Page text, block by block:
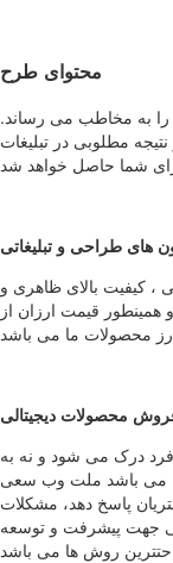
محتوای طرح
به مخاطب می رساند.
مطلوبی در تبلیغات
های طراحی و تبلیغاتی
، کیفیت بالای ظاهری و
قیمت ارزان از
محصولات دیجیتالی
درک می شود و نه به
می باشد ملت وب سعی
پاسخ دهد، مشکلات
جهت پیشرفت و توسعه